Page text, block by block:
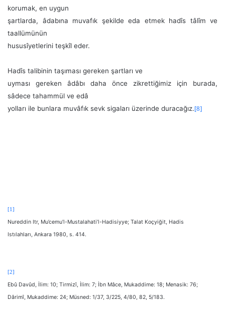
korumak, en uygun
şartlarda, âdabına muvafık şekilde eda etmek hadîs tâlîm ve
taallümünün
hususîyetlerini teşkîl eder.
Hadîs talibinin taşıması gereken şartları ve
uyması gereken âdâbı daha önce zikrettiğimiz için burada,
sâdece tahammül ve edâ
yolları ile bunlara muvâfık sevk sigaları üzerinde duracağız.[8]
[1]
Nureddin Itr, Mu’cemu’l-Mustalahati’l-Hadisiyye; Talat Koçyiğit, Hadis
Istılahları, Ankara 1980, s. 414.
[2]
Ebû Davûd, İlim: 10; Tirmizî, İlim: 7; İbn Mâce, Mukaddime: 18; Menasik: 76;
Dârimî, Mukaddime: 24; Müsned: 1/37, 3/225, 4/80, 82, 5/183.